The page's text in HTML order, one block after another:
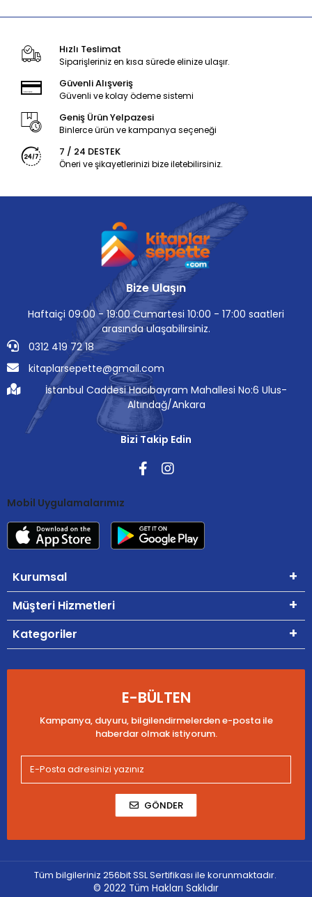
Hızlı Teslimat
Siparişleriniz en kısa sürede elinize ulaşır.
Güvenli Alışveriş
Güvenli ve kolay ödeme sistemi
Geniş Ürün Yelpazesi
Binlerce ürün ve kampanya seçeneği
7 / 24 DESTEK
Öneri ve şikayetlerinizi bize iletebilirsiniz.
Bize Ulaşın
Haftaiçi 09:00 - 19:00 Cumartesi 10:00 - 17:00 saatleri
arasında ulaşabilirsiniz.
0312 419 72 18
kitaplarsepette@gmail.com
İstanbul Caddesi Hacıbayram Mahallesi No:6 Ulus-
Altındağ/Ankara
Bizi Takip Edin
Mobil Uygulamalarımız
Kurumsal
Müşteri Hizmetleri
Kategoriler
E-BÜLTEN
Kampanya, duyuru, bilgilendirmelerden e-posta ile
haberdar olmak istiyorum.
GÖNDER
Tüm bilgileriniz 256bit SSL Sertifikası ile korunmaktadır.
© 2022 Tüm Hakları Saklıdır